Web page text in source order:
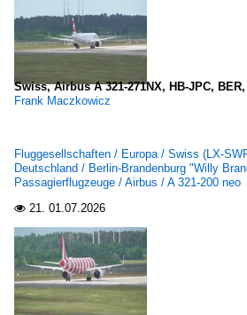
Swiss, Airbus A 321-271NX, HB-JPC, BER,
Frank Maczkowicz
Fluggesellschaften / Europa / Swiss (LX-
Deutschland / Berlin-Brandenburg "Willy
Passagierflugzeuge / Airbus / A 321-200 neo
 21. 01.07.2026